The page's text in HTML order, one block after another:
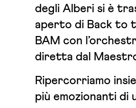
degli Alberi si è
aperto di Back to
BAM con
diretta dal
Ripercorriamo
più emozionanti di